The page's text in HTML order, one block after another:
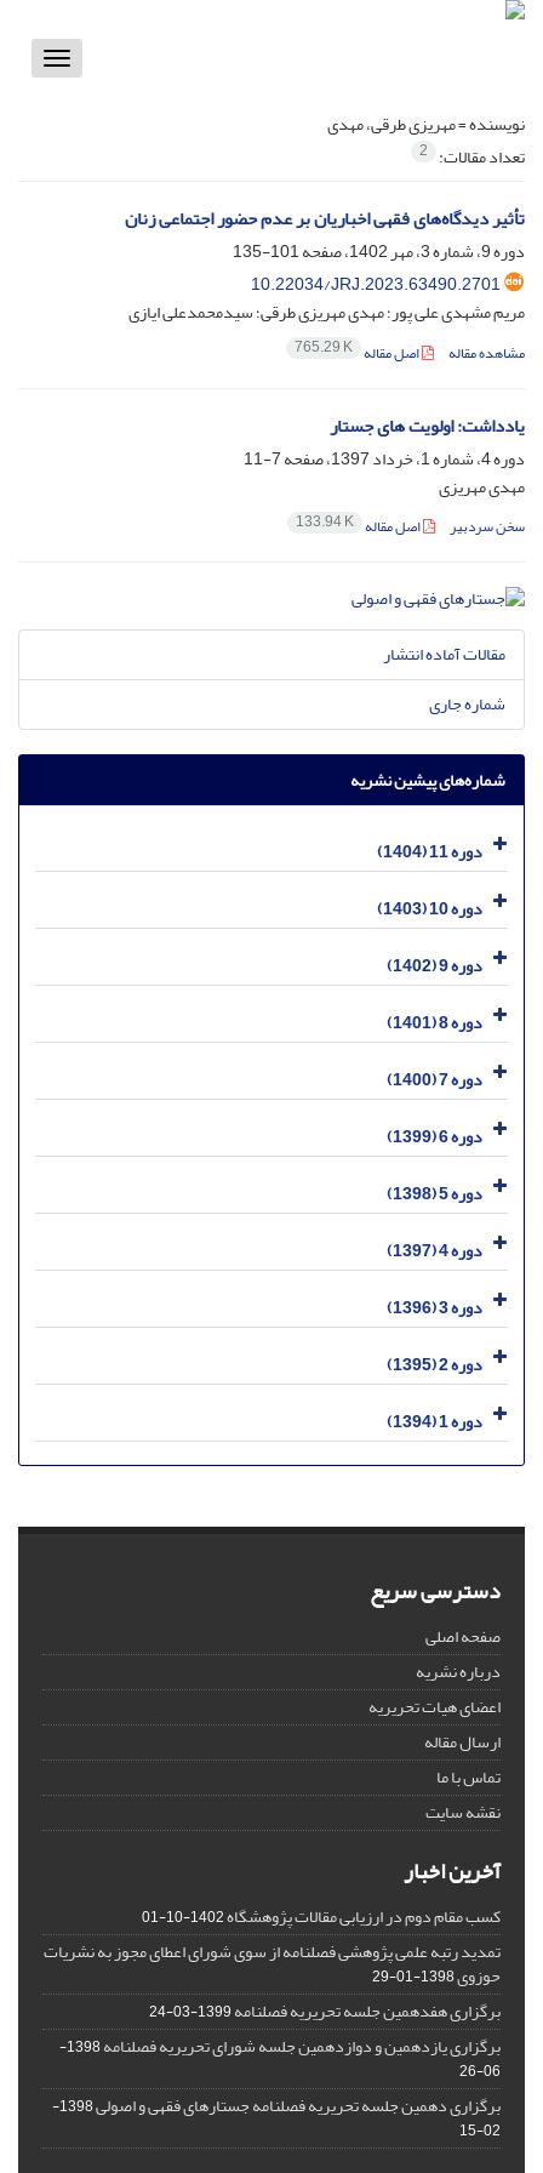
Toggle
نویسنده =مهریزی طرقی، مهدی
تعداد مقالات: 2
تأثیر دیدگاه‌های فقهی اخباریان بر عدم حضور اجتماعی زنان
دوره 9، شماره 3، مهر 1402، صفحه
101-135
10.22034/JRJ.2023.63490.2701
مریم مشهدی علی پور؛ مهدی مهریزی طرقی؛ سیدمحمدعلی ایازی
مشاهده مقاله اصل مقاله 765.29 K
یادداشت: اولویت های جستار
دوره 4، شماره 1، خرداد 1397، صفحه
7-11
مهدی مهریزی
سخن سردبیر اصل مقاله 133.94 K
مقالات آماده انتشار
شماره جاری
شماره‌های پیشین نشریه
دوره 11 (1404)
دوره 10 (1403)
دوره 9 (1402)
دوره 8 (1401)
دوره 7 (1400)
دوره 6 (1399)
دوره 5 (1398)
دوره 4 (1397)
دوره 3 (1396)
دوره 2 (1395)
دوره 1 (1394)
دسترسی سریع
صفحه اصلی
درباره نشریه
اعضای هیات تحریریه
ارسال مقاله
تماس با ما
نقشه سایت
آخرین اخبار
کسب مقام دوم در ارزیابی مقالات پژوهشگاه1402-10-01
تمدید رتبه علمی پژوهشی فصلنامه از سوی شورای اعطای مجوز به نشریات
حوزوی1398-01-29
برگزاری هفدهمین جلسه تحریریه فصلنامه1399-03-24
برگزاری یازدهمین و دوازدهمین جلسه شورای تحریریه فصلنامه
1398-
06-26
برگزاری دهمین جلسه تحریریه فصلنامه جستارهای فقهی و اصولی
1398-
02-15